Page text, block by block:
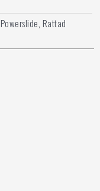
Powerslide, Rattad